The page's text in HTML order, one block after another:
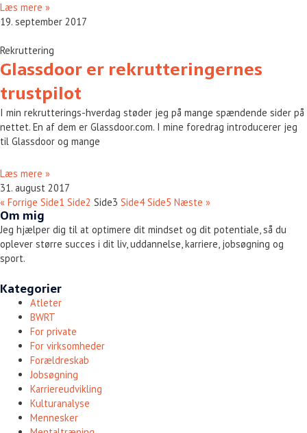
Læs mere »
19. september 2017
Rekruttering
Glassdoor er rekrutteringernes
trustpilot
I min rekrutterings-hverdag støder jeg på mange spændende sider på
nettet. En af dem er Glassdoor.com. I mine foredrag introducerer jeg
til Glassdoor og mange
Læs mere »
31. august 2017
« Forrige Side1 Side2 Side3 Side4 Side5 Næste »
Om mig
Jeg hjælper dig til at optimere dit mindset og dit potentiale, så du
oplever større succes i dit liv, uddannelse, karriere, jobsøgning og
sport.
Kategorier
Atleter
BWRT
For private
For virksomheder
Forældreskab
Jobsøgning
Karriereudvikling
Kulturanalyse
Mennesker